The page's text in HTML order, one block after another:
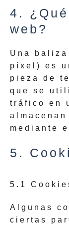
4.
web?
Una
píxel) es
pieza de
que se
tráfico en
mediante
5.
5.1
Algunas
ciertas